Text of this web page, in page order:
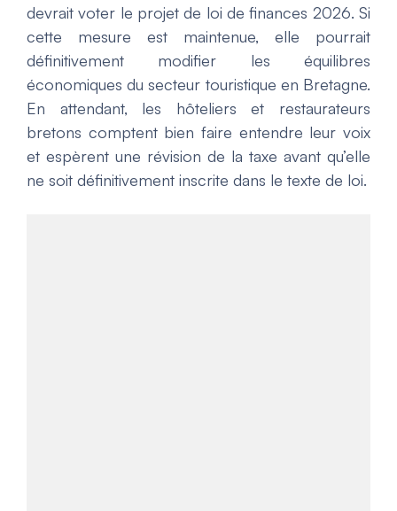
devrait voter le projet de loi de finances 2026. Si
cette mesure est maintenue, elle pourrait
définitivement modifier les équilibres
économiques du secteur touristique en Bretagne.
En attendant, les hôteliers et restaurateurs
bretons comptent bien faire entendre leur voix
et espèrent une révision de la taxe avant qu’elle
ne soit définitivement inscrite dans le texte de loi.